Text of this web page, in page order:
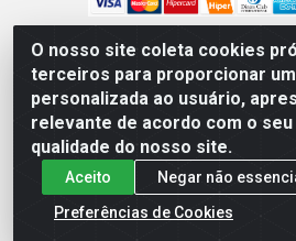
O nosso site coleta cookies
terceiros para proporcionar
personalizada ao usuário,
relevante de acordo com o
qualidade do nosso site.
Aceito
Negar não
Preferências de Cookies
Zero Grau - Rua Jean Emile
Recife/PE - CEP 51.190-450 -